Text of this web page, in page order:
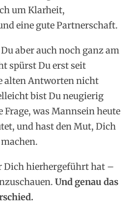
um Klarheit,
eine gute Partnerschaft.
aber auch noch ganz am
spürst Du erst seit
alten Antworten nicht
bist Du neugierig
Frage, was Mannsein heute
und hast den Mut, Dich
Dich hierhergeführt hat –
Und genau das